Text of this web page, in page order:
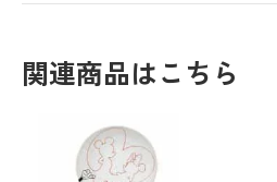
関連商品はこちら